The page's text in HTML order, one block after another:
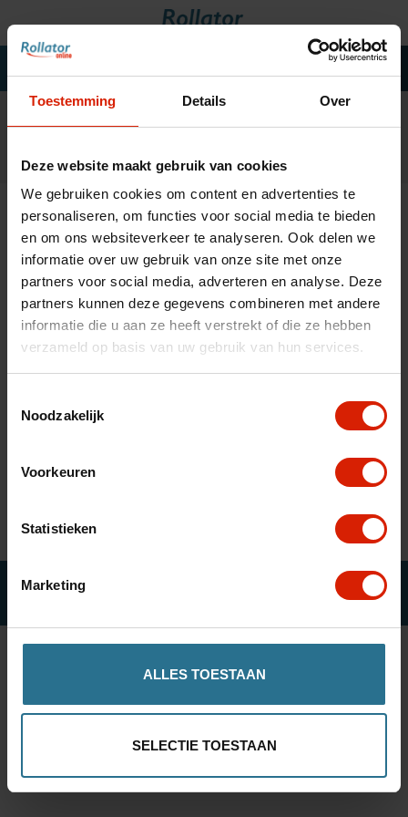
Toestemming Details Over
Deze website maakt gebruik van cookies
We gebruiken cookies om content en advertenties te
personaliseren, om functies voor social media te bieden
en om ons websiteverkeer te analyseren. Ook delen we
informatie over uw gebruik van onze site met onze
partners voor social media, adverteren en analyse. Deze
partners kunnen deze gegevens combineren met andere
informatie die u aan ze heeft verstrekt of die ze hebben
verzameld op basis van uw gebruik van hun services.
Noodzakelijk
Voorkeuren
Statistieken
Marketing
ALLES TOESTAAN
SELECTIE TOESTAAN
Rollators
Scooters
Cannes
Chariots de courses
Aide de salle de bain
Accessoires
Pièces de rechange
nl
es
Accueil » Marques
Filtrage
Trier par:
Aucun produit n'a été trouvé...